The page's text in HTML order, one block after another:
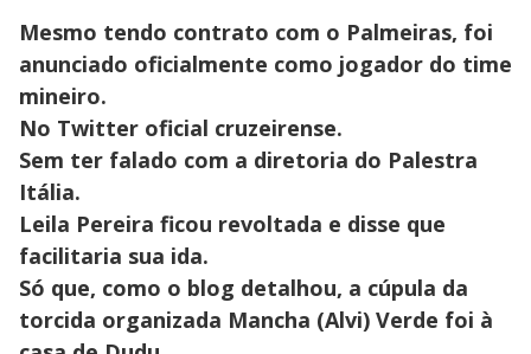
Mesmo tendo contrato com o Palmeiras, foi
anunciado oficialmente como jogador do time
mineiro.
No Twitter oficial cruzeirense.
Sem ter falado com a diretoria do Palestra
Itália.
Leila Pereira ficou revoltada e disse que
facilitaria sua ida.
Só que, como o blog detalhou, a cúpula da
torcida organizada Mancha (Alvi) Verde foi à